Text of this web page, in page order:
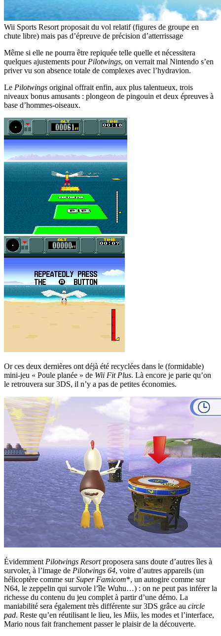
Wii Sports Resort proposait du vol relatif (figures de groupe en
chute libre) mais pas d’épreuve de précision d’atterrissage
Même si elle ne pourra être repiquée telle quelle et nécessitera
quelques ajustements pour Pilotwings, on verrait mal Nintendo s’en
priver vu son absence totale de complexes avec l’hydravion.
Le Pilotwings original offrait enfin, aux plus talentueux, trois
niveaux bonus amusants : plongeon de pingouin et deux épreuves à
base d’hommes-oiseaux.
Or ces deux dernières ont déjà été recyclées dans le (formidable)
mini-jeu « Poule planée » de Wii Fit Plus. Là encore je parie qu’on
le retrouvera sur 3DS, il n’y a pas de petites économies.
Évidemment Pilotwings Resortproposera sans doute d’autres îles à
survoler, à l’image de Pilotwings 64, voire d’autres appareils (un
hélicoptère comme surSuper Famicom*, un autogire comme sur
N64, le zeppelin qui survole l’île Wuhu…) : on ne peut pas inférer la
richesse du contenu du jeu complet à partir d’une démo. La
maniabilité sera également très différente sur 3DS grâce au circle
pad. Reste qu’en réutilisant le lieu, les Miis, les modes et l’interface,
Mario nous fait franchement passer le plaisir de la découverte.